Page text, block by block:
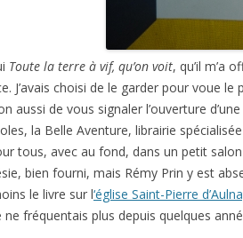
Toute la terre à vif, qu’on voit, qu’il m’a
J’avais choisi de le garder pour voue le
aussi de vous signaler l’ouverture
la Belle Aventure, librairie
tous, avec au fond, dans un petit
bien fourni, mais Rémy Prin y est
le livre sur l‘église Saint-Pierre
fréquentais plus depuis quelques